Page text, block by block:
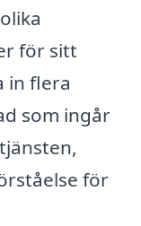
för sitt
in flera
som ingår
för